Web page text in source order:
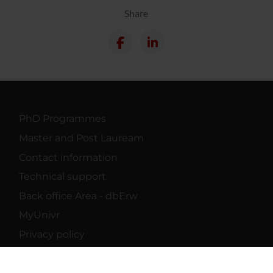
Share
PhD Programmes
Master and Post Lauream
Contact information
Technical support
Back office Area - dbErw
MyUnivr
Privacy policy